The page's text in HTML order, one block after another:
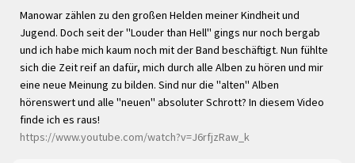
Manowar zählen zu den großen Helden meiner Kindheit und
Jugend. Doch seit der "Louder than Hell" gings nur noch bergab
und ich habe mich kaum noch mit der Band beschäftigt. Nun fühlte
sich die Zeit reif an dafür, mich durch alle Alben zu hören und mir
eine neue Meinung zu bilden. Sind nur die "alten" Alben
hörenswert und alle "neuen" absoluter Schrott? In diesem Video
finde ich es raus!
https://www.youtube.com/watch?v=J6rfjzRaw_k